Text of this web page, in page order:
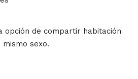
opción de compartir habitación
sexo.